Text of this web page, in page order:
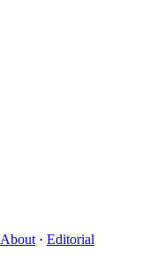
About · Editorial